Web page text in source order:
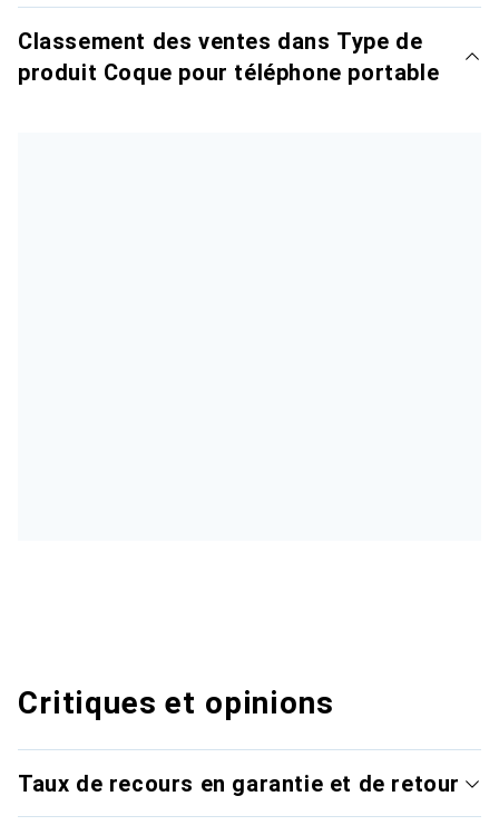
Classement des ventes dans Type de
produit Coque pour téléphone portable
Critiques et opinions
Taux de recours en garantie et de retour